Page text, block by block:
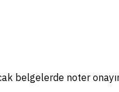
belgelerde noter